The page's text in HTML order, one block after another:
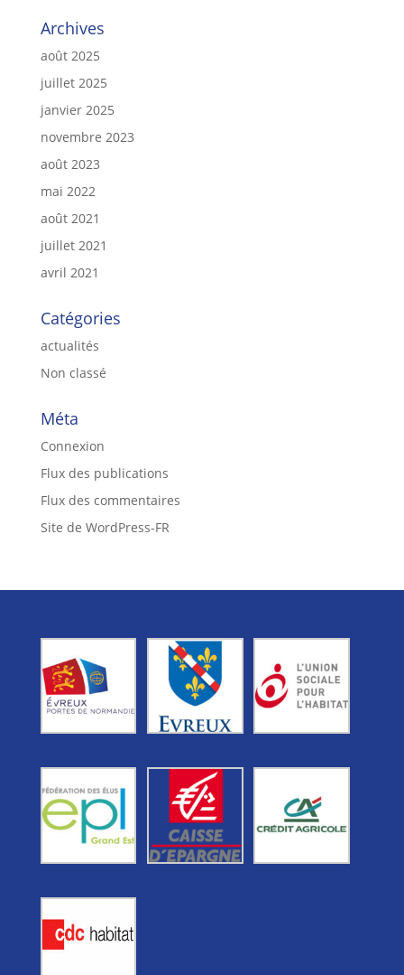
Archives
août 2025
juillet 2025
janvier 2025
novembre 2023
août 2023
mai 2022
août 2021
juillet 2021
avril 2021
Catégories
actualités
Non classé
Méta
Connexion
Flux des publications
Flux des commentaires
Site de WordPress-FR